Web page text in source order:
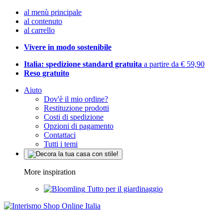
al menù principale
al contenuto
al carrello
Vivere in modo sostenibile
Italia: spedizione standard gratuita a partire da € 59,90
Reso gratuito
Aiuto
Dov'è il mio ordine?
Restituzione prodotti
Costi di spedizione
Opzioni di pagamento
Contattaci
Tutti i temi
More inspiration
Tutto per il giardinaggio